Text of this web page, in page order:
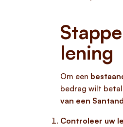
lening
Om een
bedrag wilt
van een
Controleer uw